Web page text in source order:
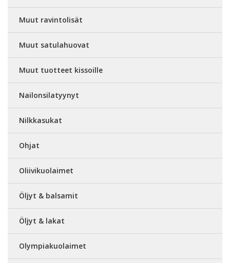
Muut ravintolisät
Muut satulahuovat
Muut tuotteet kissoille
Nailonsilatyynyt
Nilkkasukat
Ohjat
Oliivikuolaimet
Öljyt & balsamit
Öljyt & lakat
Olympiakuolaimet